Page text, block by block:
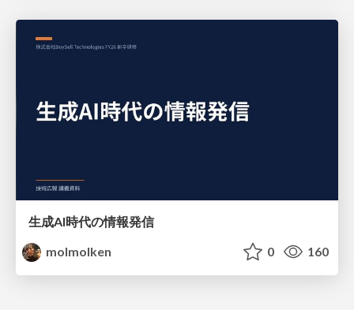
生成AI時代の情報発信
molmolken
0 160